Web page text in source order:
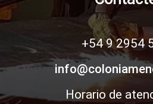
+54 9 2954
Horario de